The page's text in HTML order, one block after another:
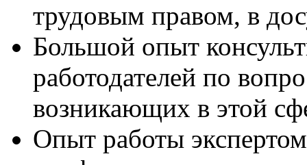
трудовым правом, в
Большой опыт
работодателей по
возникающих в этой
Опыт работы